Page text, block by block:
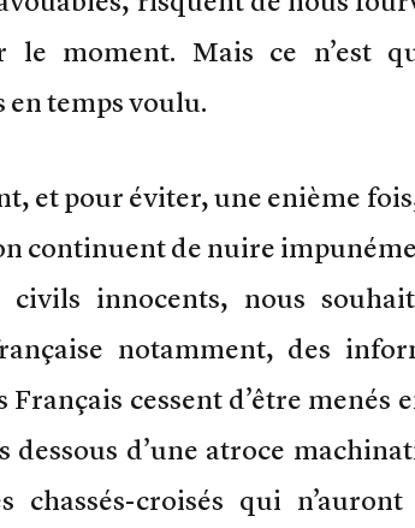
le moment. Mais ce n’est
temps voulu.
et pour éviter, une enième
continuent de nuire
innocents, nous
notamment, des
Français cessent d’être menés
dessous d’une atroce
chassés-croisés qui n’auront